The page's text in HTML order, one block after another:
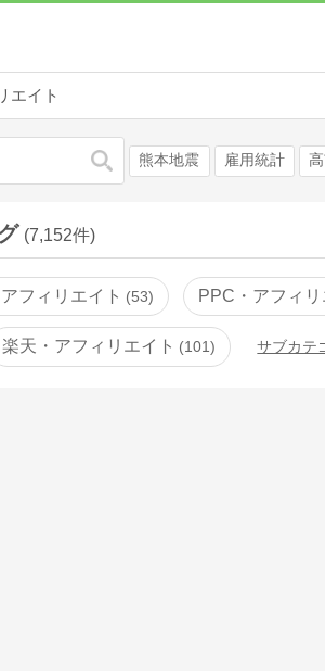
エイト
検索 熊本地震 雇用統計
(7,152件)
フィリエイト 53 PPC・アフィリ
楽天・アフィリエイト 101 サブカテ